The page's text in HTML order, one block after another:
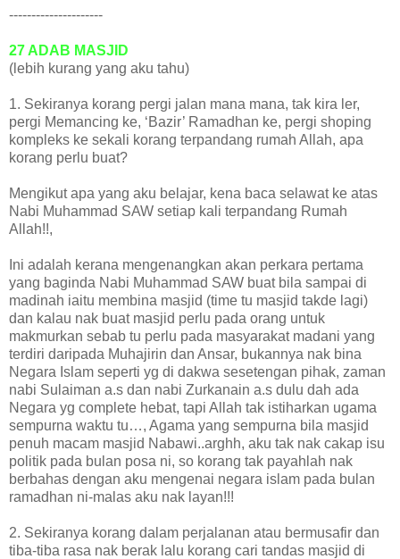
---------------------
27 ADAB MASJID
(lebih kurang yang aku tahu)
1. Sekiranya korang pergi jalan mana mana, tak kira ler,
pergi Memancing ke, ‘Bazir’ Ramadhan ke, pergi shoping
kompleks ke sekali korang terpandang rumah Allah, apa
korang perlu buat?
Mengikut apa yang aku belajar, kena baca selawat ke atas
Nabi Muhammad SAW setiap kali terpandang Rumah
Allah!!,
Ini adalah kerana mengenangkan akan perkara pertama
yang baginda Nabi Muhammad SAW buat bila sampai di
madinah iaitu membina masjid (time tu masjid takde lagi)
dan kalau nak buat masjid perlu pada orang untuk
makmurkan sebab tu perlu pada masyarakat madani yang
terdiri daripada Muhajirin dan Ansar, bukannya nak bina
Negara Islam seperti yg di dakwa sesetengan pihak, zaman
nabi Sulaiman a.s dan nabi Zurkanain a.s dulu dah ada
Negara yg complete hebat, tapi Allah tak istiharkan ugama
sempurna waktu tu…, Agama yang sempurna bila masjid
penuh macam masjid Nabawi..arghh, aku tak nak cakap isu
politik pada bulan posa ni, so korang tak payahlah nak
berbahas dengan aku mengenai negara islam pada bulan
ramadhan ni-malas aku nak layan!!!
2. Sekiranya korang dalam perjalanan atau bermusafir dan
tiba-tiba rasa nak berak lalu korang cari tandas masjid di